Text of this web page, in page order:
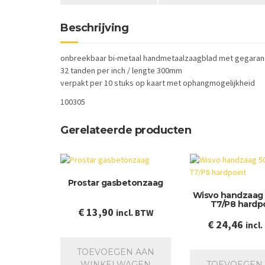
Beschrijving
onbreekbaar bi-metaal handmetaalzaagblad met
32 tanden per inch / lengte 300mm
verpakt per 10 stuks op kaart met ophangmogelijkheid
100305
Gerelateerde producten
Prostar gasbetonzaag
€13,90 incl. BTW
TOEVOEGEN AAN
Wisvo
T7/P8
€24,46 incl.